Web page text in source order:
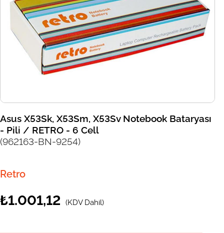
Asus X53Sk, X53Sm, X53Sv Notebook Bataryası
- Pili / RETRO - 6 Cell
(962163-BN-9254)
Retro
₺1.001,12 (KDV Dahil)